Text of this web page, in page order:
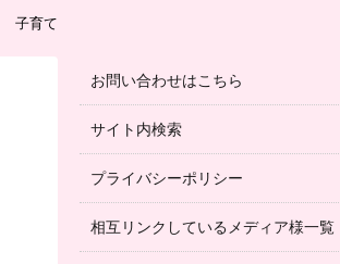
子育て
お問い合わせはこちら
サイト内検索
プライバシーポリシー
相互リンクしているメディア様一覧